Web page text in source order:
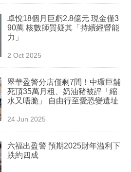
卓悅18個月巨虧2.8億元 現金僅3
90萬 核數師質疑其「持續經營能
力」
2 Oct 2025
翠華盈警分店僅剩7間！中環巨舖
死頂35萬月租、奶油豬被評「縮
水又唔脆」 自由行至愛恐變遺址
24 Jun 2025
六福出盈警 預期2025財年溢利下
跌約四成